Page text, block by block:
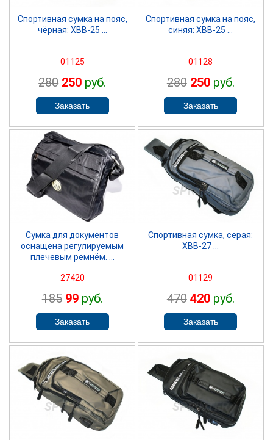
Спортивная сумка на пояс,
чёрная: ХВВ-25 ...
01125
280 250 руб.
Спортивная сумка на пояс,
синяя: ХВВ-25 ...
01128
280 250руб.
SPRINTER
Сумка для документов
оснащена регулируемым
плечевым ремнём. ...
27420
185 99руб.
SPRINTER
Спортивная сумка, серая:
ХВВ-27 ...
01129
470 420руб.
SPRINTER SPRINTER